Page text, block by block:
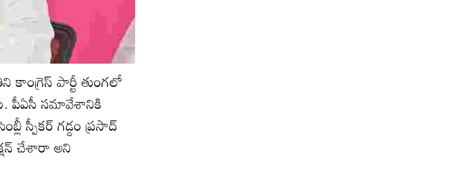
కాంగ్రెస్ పార్టీ తుంగలో
పీఏసీ సమావేశానికి
స్పీకర్‌ గడ్డం ప్రసాద్
చేశారా అని